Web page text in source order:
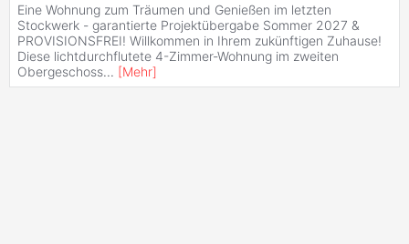
Eine Wohnung zum Träumen und Genießen im letzten
Stockwerk - garantierte Projektübergabe Sommer 2027 &
PROVISIONSFREI! Willkommen in Ihrem zukünftigen Zuhause!
Diese lichtdurchflutete 4-Zimmer-Wohnung im zweiten
Obergeschoss... [Mehr]